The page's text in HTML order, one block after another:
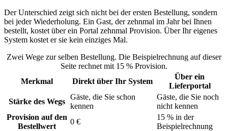
Der Unterschied zeigt sich nicht bei der ersten Bestellung, sondern
bei jeder Wiederholung. Ein Gast, der zehnmal im Jahr bei Ihnen
bestellt, kostet über ein Portal zehnmal Provision. Über Ihr eigenes
System kostet er sie kein einziges Mal.
Zwei Wege zur selben Bestellung. Die Beispielrechnung auf dieser
Seite rechnet mit 15 % Provision.
Merkmal
Direkt über Ihr System
Über ein
Lieferportal
Stärke des Wegs
Gäste, die Sie schon
kennen
Gäste, die Sie noch
nicht kennen
Provision auf den
Bestellwert
0 €
15 % in der
Beispielrechnung